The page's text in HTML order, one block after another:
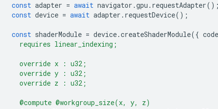
const adapter = await navigator .gpu . requestAdapter
const device = await adapter . requestDevice();
const shaderModule = device.createShaderModule({ code
  requires linear_indexing;
  override x : u32;
  override y : u32;
  override z : u32;
  @compute @workgroup_size(x, y, z)